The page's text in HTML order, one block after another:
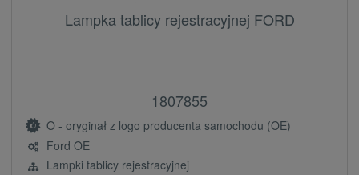
Lampka tablicy rejestracyjnej FORD
1807855
O - oryginał z logo producenta samochodu (OE)
Ford OE
Lampki tablicy rejestracyjnej